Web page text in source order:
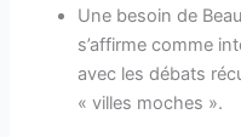
Une besoin de
s’affirme comme
avec les débats
« villes moches ».